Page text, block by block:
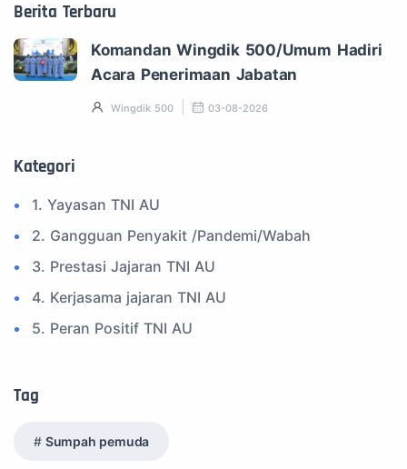
Berita Terbaru
Komandan Wingdik 500/Umum Hadiri
Acara Penerimaan Jabatan
Wingdik 500 03-08-2026
Kategori
1. Yayasan TNI AU
2. Gangguan Penyakit /Pandemi/Wabah
3. Prestasi Jajaran TNI AU
4. Kerjasama jajaran TNI AU
5. Peran Positif TNI AU
7. Spam Bukan Berita TNI
9. Tni au
Tag
Sumpah pemuda